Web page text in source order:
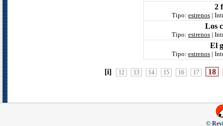
2
Tipo: estrenos |
Los
Tipo: estrenos |
El
Tipo: estrenos |
[i] 12 13 14 15 16 17 18
©